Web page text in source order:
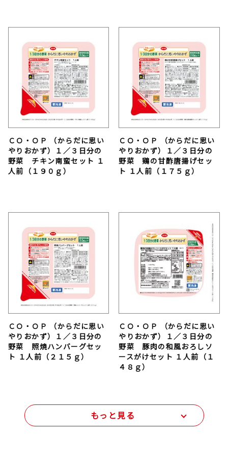
ＣＯ・ＯＰ （からだに思い
やりおかず）１／３日分の
野菜 チキン南蛮セット １
人前（１９０ｇ）
ＣＯ・ＯＰ （からだに思い
やりおかず）１／３日分の
野菜 鶏の甘酢唐揚げセッ
ト １人前（１７５ｇ）
ＣＯ・ＯＰ （からだに思い
やりおかず）１／３日分の
野菜 照焼ハンバーグセッ
ト １人前（２１５ｇ）
ＣＯ・ＯＰ （からだに思い
やりおかず）１／３日分の
野菜 豚肉の和風おろしソ
ースがけセット １人前（１
４８ｇ）
もっと見る